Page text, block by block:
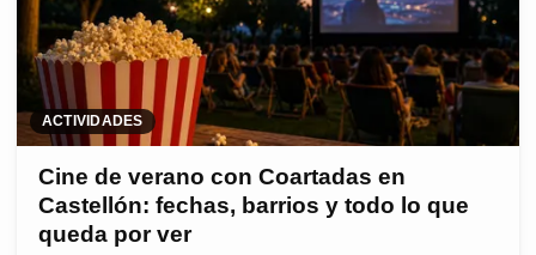
ACTIVIDADES
Cine de verano con Coartadas en
Castellón: fechas, barrios y todo lo que
queda por ver